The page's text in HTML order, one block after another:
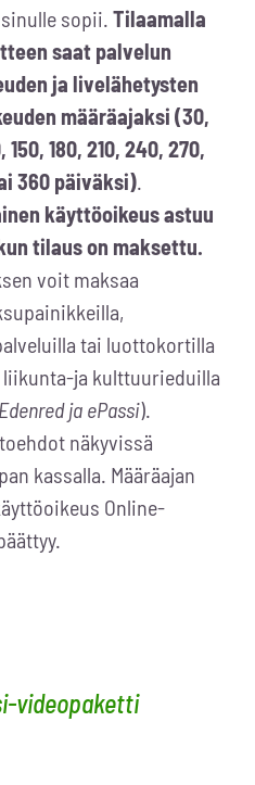
sopii.Tilaamalla
saat palvelun
ja livelähetysten
määräajaksi (30,
150, 180, 210, 240, 270,
360 päiväksi).
käyttöoikeus astuu
tilaus on maksettu.
voit maksaa
tai luottokortilla
liikunta-ja kulttuurieduilla
ja ePassi).
näkyvissä
kassalla. Määräajan
Online-
videopaketti